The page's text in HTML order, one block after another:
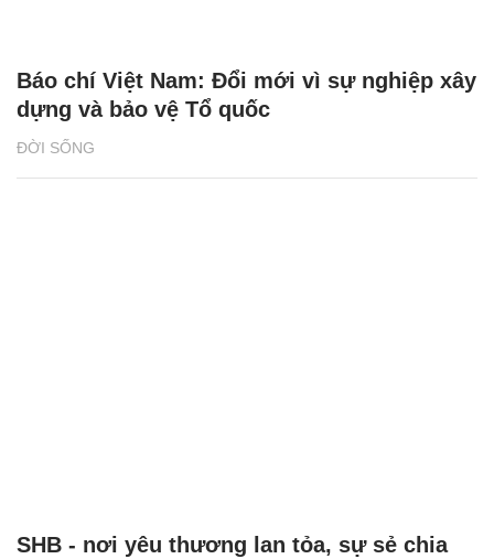
ĐỜI SỐNG
Báo chí Việt Nam: Đổi mới vì sự nghiệp xây
dựng và bảo vệ Tổ quốc
SHB - nơi yêu thương lan tỏa, sự sẻ chia